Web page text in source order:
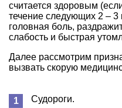
считается здоровым
течение следующих 2 – 3
головная боль,
слабость и быстрая
Далее рассмотрим
вызвать скорую
Судороги.